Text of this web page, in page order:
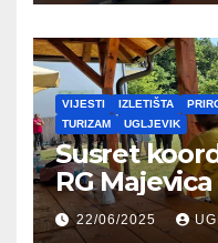
VIJESTI IZLETIŠTA
TURIZAM
UGLJEVIK
Susret
RG
22/06/2025